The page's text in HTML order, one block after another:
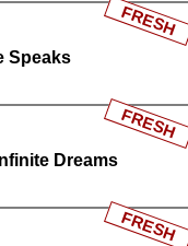
Speaks
FRESH
Dreams
FRESH
FRESH